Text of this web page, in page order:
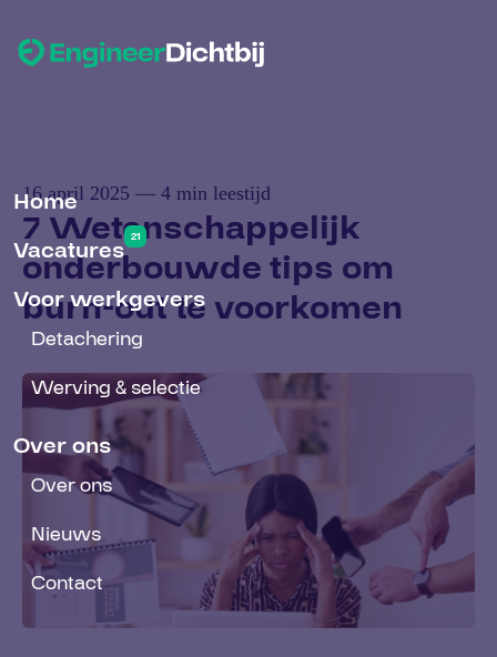
Home
Vacatures 21
Voor werkgevers
Detachering
Werving & selectie
Over ons
Over ons
Nieuws
Contact
16 april 2025 — 4 min leestijd
7 Wetenschappelijk
onderbouwde tips om
burn-out te voorkomen